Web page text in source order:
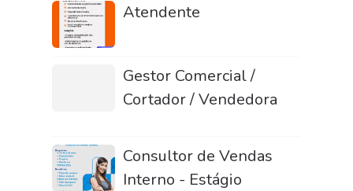
Atendente
Gestor Comercial /
Cortador / Vendedora
Consultor de Vendas
Interno - Estágio